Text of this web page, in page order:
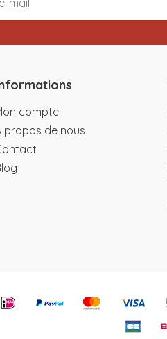
compte
propos de nous